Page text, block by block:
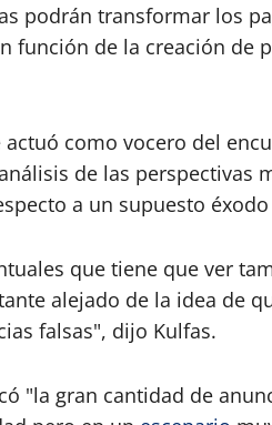
podrán transformar los
función de la creación de
como vocero del
de las
a un supuesto
que tiene que ver
alejado de la idea de
falsas", dijo Kulfas.
"la gran cantidad de